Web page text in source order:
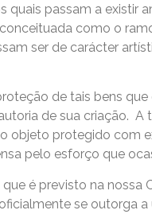
quais passam a existir
como o
ser de carácter
de tais bens
de sua criação.
objeto protegido com
pelo esforço que
é previsto na
se outorga